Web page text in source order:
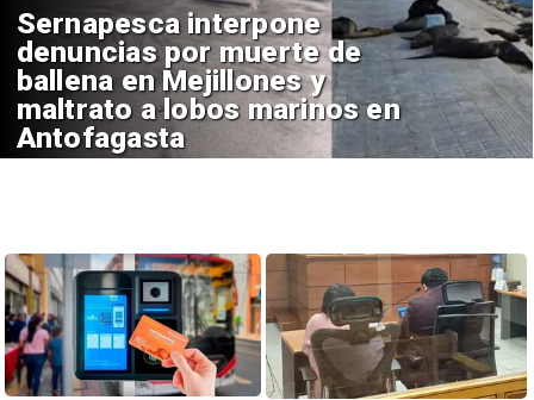
Sernapesca interpone
denuncias por muerte de
ballena en Mejillones y
maltrato a lobos marinos en
Antofagasta